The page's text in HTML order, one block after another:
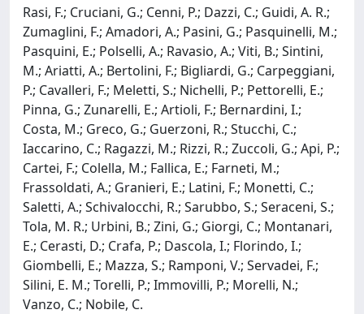
Rasi, F.; Cruciani, G.; Cenni, P.; Dazzi, C.; Guidi, A. R.;
Zumaglini, F.; Amadori, A.; Pasini, G.; Pasquinelli, M.;
Pasquini, E.; Polselli, A.; Ravasio, A.; Viti, B.; Sintini,
M.; Ariatti, A.; Bertolini, F.; Bigliardi, G.; Carpeggiani,
P.; Cavalleri, F.; Meletti, S.; Nichelli, P.; Pettorelli, E.;
Pinna, G.; Zunarelli, E.; Artioli, F.; Bernardini, I.;
Costa, M.; Greco, G.; Guerzoni, R.; Stucchi, C.;
Iaccarino, C.; Ragazzi, M.; Rizzi, R.; Zuccoli, G.; Api, P.;
Cartei, F.; Colella, M.; Fallica, E.; Farneti, M.;
Frassoldati, A.; Granieri, E.; Latini, F.; Monetti, C.;
Saletti, A.; Schivalocchi, R.; Sarubbo, S.; Seraceni, S.;
Tola, M. R.; Urbini, B.; Zini, G.; Giorgi, C.; Montanari,
E.; Cerasti, D.; Crafa, P.; Dascola, I.; Florindo, I.;
Giombelli, E.; Mazza, S.; Ramponi, V.; Servadei, F.;
Silini, E. M.; Torelli, P.; Immovilli, P.; Morelli, N.;
Vanzo, C.; Nobile, C.